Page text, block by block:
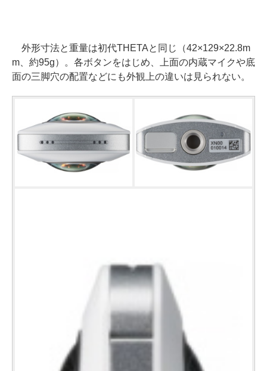
外形寸法と重量は初代THETAと同じ（42×129×22.8m
m、約95g）。各ボタンをはじめ、上面の内蔵マイクや底
面の三脚穴の配置などにも外観上の違いは見られない。